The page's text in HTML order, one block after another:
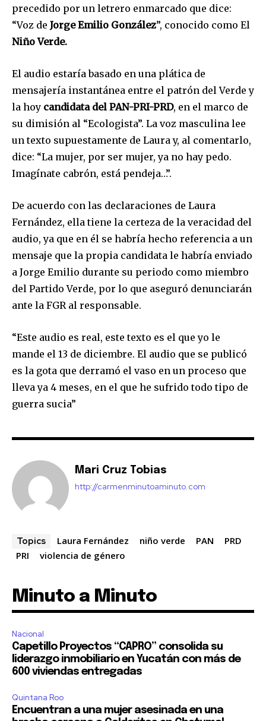
precedido por un letrero enmarcado que dice:
“Voz de Jorge Emilio González”, conocido como El
Niño Verde.
El audio estaría basado en una plática de
mensajería instantánea entre el patrón del Verde y
la hoy candidata del PAN-PRI-PRD, en el marco de
su dimisión al “Ecologista”. La voz masculina lee
un texto supuestamente de Laura y, al comentarlo,
dice: “La mujer, por ser mujer, ya no hay pedo.
Imagínate cabrón, está pendeja…”.
De acuerdo con las declaraciones de Laura
Fernández, ella tiene la certeza de la veracidad del
audio, ya que en él se habría hecho referencia a un
mensaje que la propia candidata le habría enviado
a Jorge Emilio durante su periodo como miembro
del Partido Verde, por lo que aseguró denunciarán
ante la FGR al responsable.
“Este audio es real, este texto es el que yo le
mande el 13 de diciembre. El audio que se publicó
es la gota que derramó el vaso en un proceso que
lleva ya 4 meses, en el que he sufrido todo tipo de
guerra sucia”
Mari Cruz Tobias
http://carmenminutoaminuto.com
Topics Laura Fernández niño verde PAN
PRD
PRI
violencia de género
Minuto a Minuto
Nacional
Capetillo Proyectos “CAPRO” consolida su
liderazgo inmobiliario en Yucatán con más de
600 viviendas entregadas
Quintana Roo
Encuentran a una mujer asesinada en una